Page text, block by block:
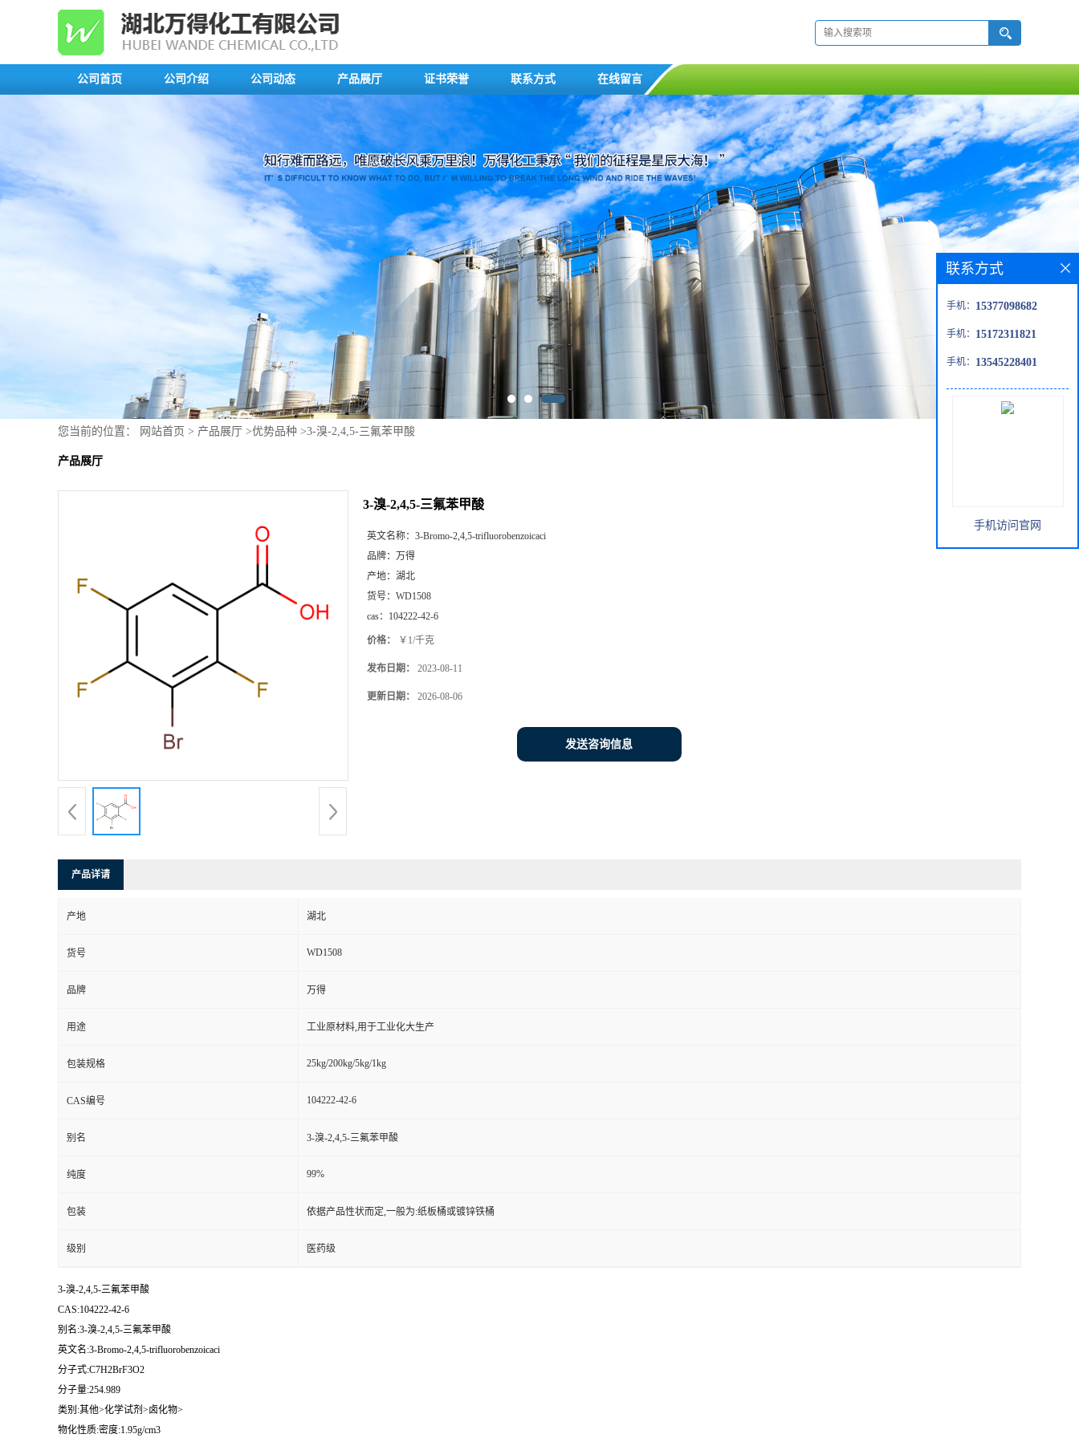
公司首页 公司介绍 公司动态 产品展厅 证书荣誉 联系方式 在线留言
您当前的位置： 网站首页 > 产品展厅 >优势品种 >3-溴-2,4,5-三氟苯甲酸
产品展厅
3-溴-2,4,5-三氟苯甲酸
英文名称： 3-Bromo-2,4,5-trifluorobenzoicaci
品牌： 万得
产地： 湖北
货号： WD1508
cas： 104222-42-6
价格： ￥1/千克
发布日期： 2023-08-11
更新日期： 2026-08-06
发送咨询信息
产品详请
产地 湖北
货号 WD1508
品牌 万得
用途 工业原材料,用于工业化大生产
包装规格 25kg/200kg/5kg/1kg
CAS编号 104222-42-6
别名 3-溴-2,4,5-三氟苯甲酸
纯度 99%
包装 依据产品性状而定,一般为:纸板桶或镀锌铁桶
级别 医药级
3-溴-2,4,5-三氟苯甲酸
CAS:104222-42-6
别名:3-溴-2,4,5-三氟苯甲酸
英文名:3-Bromo-2,4,5-trifluorobenzoicaci
分子式:C7H2BrF3O2
分子量:254.989
类别:其他>化学试剂>卤化物>
物化性质:密度:1.95g/cm3
联系方式
手机： 15377098682
手机： 15172311821
手机： 13545228401
手机访问官网